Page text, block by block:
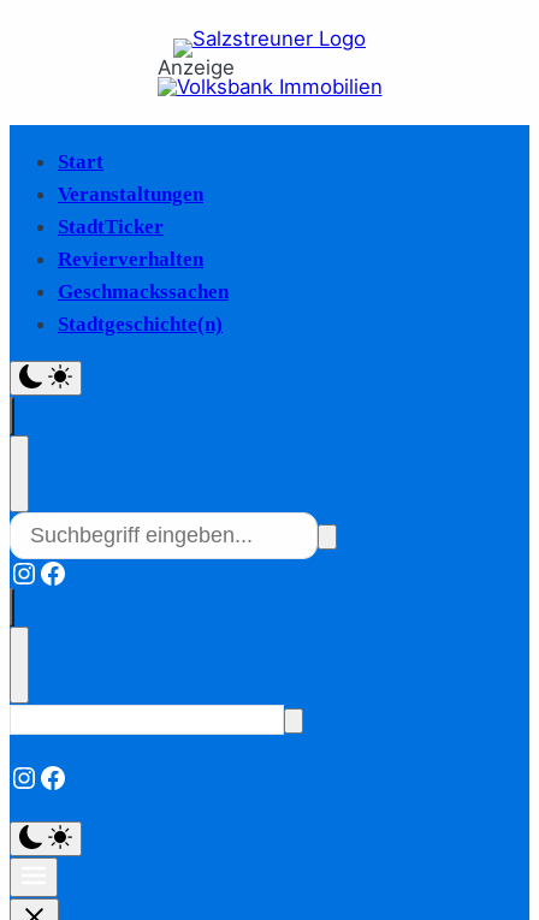
Anzeige
Start
Veranstaltungen
StadtTicker
Revierverhalten
Geschmackssachen
Stadtgeschichte(n)
Instagram
Facebook
Instagram
Facebook